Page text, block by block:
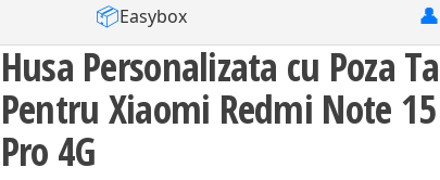
📦Easybox 👤
Husa Personalizata cu Poza Ta
Pentru Xiaomi Redmi Note 15
Pro 4G